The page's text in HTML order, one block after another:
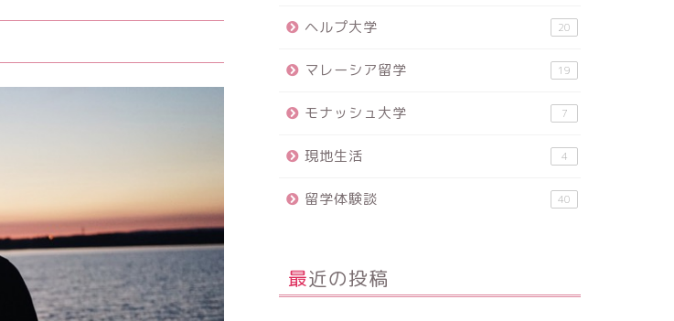
ヘルプ大学 20
マレーシア留学 19
モナッシュ大学 7
現地生活 4
留学体験談 40
最近の投稿